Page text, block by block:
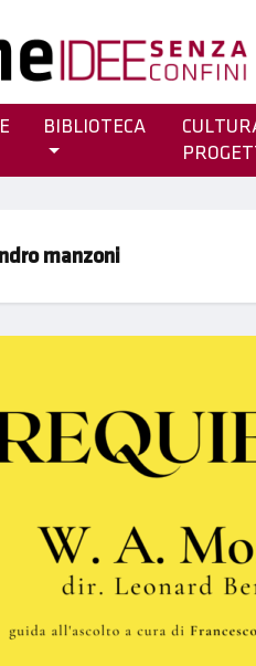
BIBLIOTECA
manzoni